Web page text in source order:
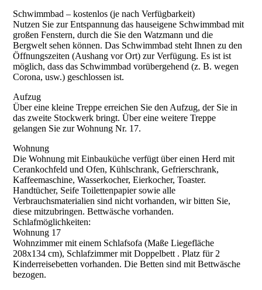
Schwimmbad – kostenlos (je nach Verfügbarkeit)
Nutzen Sie zur Entspannung das hauseigene Schwimmbad mit
großen Fenstern, durch die Sie den Watzmann und die
Bergwelt sehen können. Das Schwimmbad steht Ihnen zu den
Öffnungszeiten (Aushang vor Ort) zur Verfügung. Es ist ist
möglich, dass das Schwimmbad vorübergehend (z. B. wegen
Corona, usw.) geschlossen ist.
Aufzug
Über eine kleine Treppe erreichen Sie den Aufzug, der Sie in
das zweite Stockwerk bringt. Über eine weitere Treppe
gelangen Sie zur Wohnung Nr. 17.
Wohnung
Die Wohnung mit Einbauküche verfügt über einen Herd mit
Cerankochfeld und Ofen, Kühlschrank, Gefrierschrank,
Kaffeemaschine, Wasserkocher, Eierkocher, Toaster.
Handtücher, Seife Toilettenpapier sowie alle
Verbrauchsmaterialien sind nicht vorhanden, wir bitten Sie,
diese mitzubringen. Bettwäsche vorhanden.
Schlafmöglichkeiten:
Wohnung 17
Wohnzimmer mit einem Schlafsofa (Maße Liegefläche
208x134 cm), Schlafzimmer mit Doppelbett . Platz für 2
Kinderreisebetten vorhanden. Die Betten sind mit Bettwäsche
bezogen.